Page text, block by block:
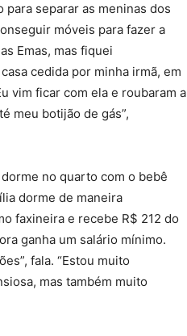
separar as meninas dos
móveis para fazer a
Emas, mas fiquei
cedida por minha irmã, em
vim ficar com ela e roubaram a
meu botijão de gás”,
no quarto com o bebê
dorme de maneira
faxineira e recebe R$ 212 do
ganha um salário mínimo.
fala. “Estou muito
mas também muito